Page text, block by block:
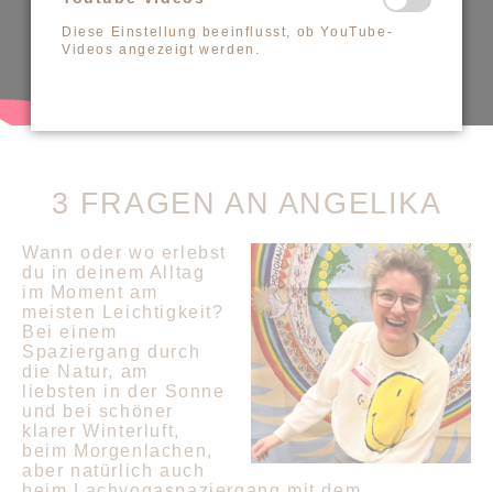
3 FRAGEN AN ANGELIKA
Wann oder wo erlebst
du in deinem Alltag
im Moment am
meisten Leichtigkeit?
Bei einem
Spaziergang durch
die Natur, am
liebsten in der Sonne
und bei schöner
klarer Winterluft,
beim Morgenlachen,
aber natürlich auch
Diese Einstellung beeinflusst, ob YouTube-
Videos angezeigt werden.